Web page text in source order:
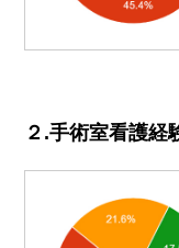
２.手術室看護経